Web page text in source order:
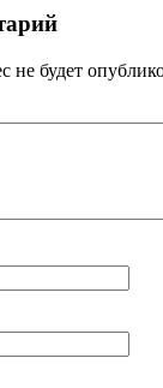
не будет